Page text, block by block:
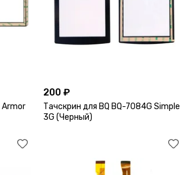
Armor
200 ₽
Тачскрин для BQ BQ-7084G Simple
3G (Черный)